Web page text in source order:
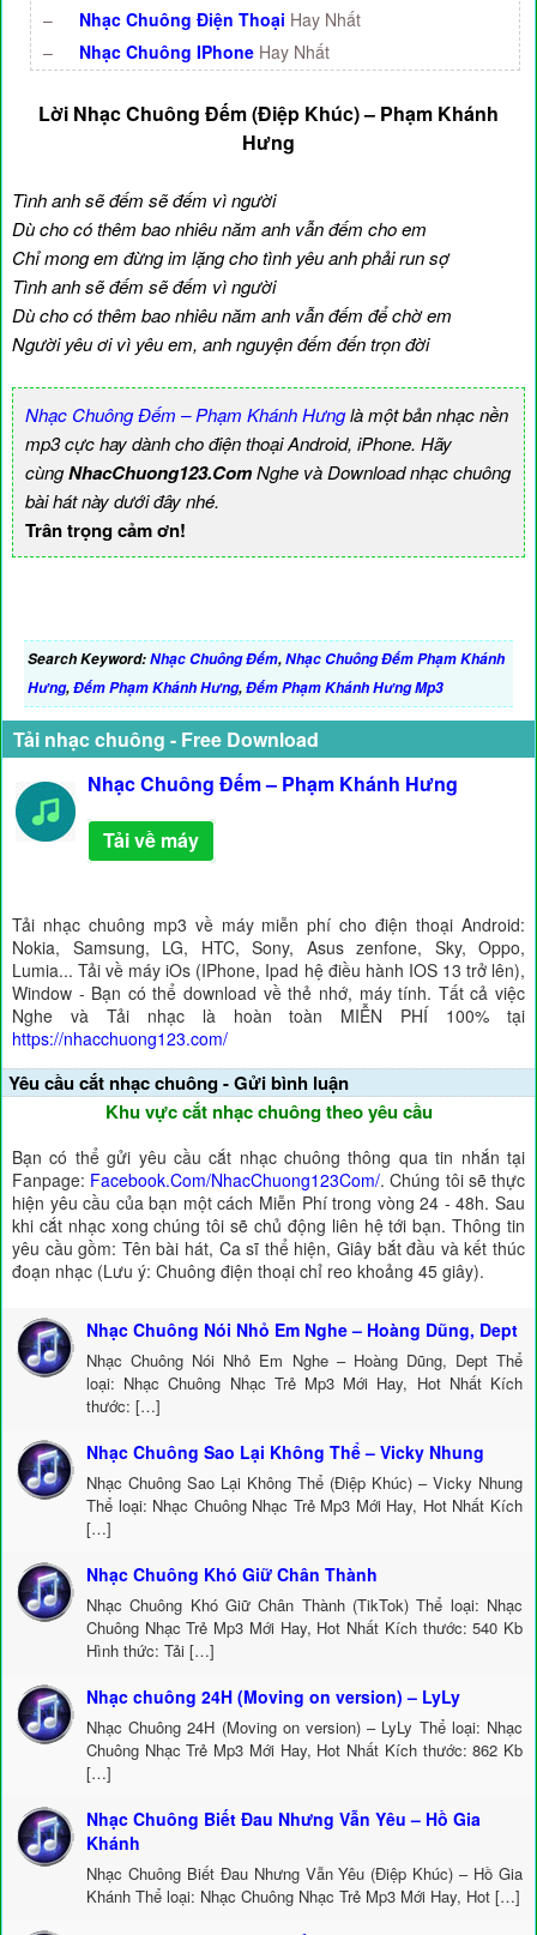
–
Nhạc Chuông Điện Thoại Hay Nhất
–
Nhạc Chuông IPhone Hay Nhất
Lời Nhạc Chuông Đếm (Điệp Khúc) – Phạm Khánh
Hưng
Tình anh sẽ đếm sẽ đếm vì người
Dù cho có thêm bao nhiêu năm anh vẫn đếm cho em
Chỉ mong em đừng im lặng cho tình yêu anh phải run sợ
Tình anh sẽ đếm sẽ đếm vì người
Dù cho có thêm bao nhiêu năm anh vẫn đếm để chờ em
Người yêu ơi vì yêu em, anh nguyện đếm đến trọn đời
Nhạc Chuông Đếm – Phạm Khánh Hưnglà một bản nhạc nền
mp3 cực hay dành cho điện thoại Android, iPhone. Hãy
cùngNhacChuong123.ComNghe và Download nhạc chuông
bài hát này dưới đây nhé.
Trân trọng cảm ơn!
Search Keyword:Nhạc Chuông Đếm,Nhạc Chuông Đếm Phạm Khánh
Hưng,Đếm Phạm Khánh Hưng,Đếm Phạm Khánh Hưng Mp3
Tải nhạc chuông - Free Download
Nhạc Chuông Đếm – Phạm Khánh Hưng
Tải về máy
Tải nhạc chuông mp3 về máy miễn phí cho điện thoại Android:
Nokia, Samsung, LG, HTC, Sony, Asus zenfone, Sky, Oppo,
Lumia... Tải về máy iOs (IPhone, Ipad hệ điều hành IOS 13 trở lên),
Window - Bạn có thể download về thẻ nhớ, máy tính. Tất cả việc
Nghe và Tải nhạc là hoàn toàn MIỄN PHÍ 100% tại
https://nhacchuong123.com/
Yêu cầu cắt nhạc chuông - Gửi bình luận
Khu vực cắt nhạc chuông theo yêu cầu
Bạn có thể gửi yêu cầu cắt nhạc chuông thông qua tin nhắn tại
Fanpage: Facebook.Com/NhacChuong123Com/. Chúng tôi sẽ thực
hiện yêu cầu của bạn một cách Miễn Phí trong vòng 24 - 48h. Sau
khi cắt nhạc xong chúng tôi sẽ chủ động liên hệ tới bạn. Thông tin
yêu cầu gồm: Tên bài hát, Ca sĩ thể hiện, Giây bắt đầu và kết thúc
đoạn nhạc (Lưu ý: Chuông điện thoại chỉ reo khoảng 45 giây).
Nhạc Chuông Nói Nhỏ Em Nghe – Hoàng Dũng, Dept
Nhạc Chuông Nói Nhỏ Em Nghe – Hoàng Dũng, Dept Thể
loại: Nhạc Chuông Nhạc Trẻ Mp3 Mới Hay, Hot Nhất Kích
thước: […]
Nhạc Chuông Sao Lại Không Thể – Vicky Nhung
Nhạc Chuông Sao Lại Không Thể (Điệp Khúc) – Vicky Nhung
Thể loại: Nhạc Chuông Nhạc Trẻ Mp3 Mới Hay, Hot Nhất Kích
[…]
Nhạc Chuông Khó Giữ Chân Thành
Nhạc Chuông Khó Giữ Chân Thành (TikTok) Thể loại: Nhạc
Chuông Nhạc Trẻ Mp3 Mới Hay, Hot Nhất Kích thước: 540 Kb
Hình thức: Tải […]
Nhạc chuông 24H (Moving on version) – LyLy
Nhạc Chuông 24H (Moving on version) – LyLy Thể loại: Nhạc
Chuông Nhạc Trẻ Mp3 Mới Hay, Hot Nhất Kích thước: 862 Kb
[…]
Nhạc Chuông Biết Đau Nhưng Vẫn Yêu – Hồ Gia
Khánh
Nhạc Chuông Biết Đau Nhưng Vẫn Yêu (Điệp Khúc) – Hồ Gia
Khánh Thể loại: Nhạc Chuông Nhạc Trẻ Mp3 Mới Hay, Hot […]